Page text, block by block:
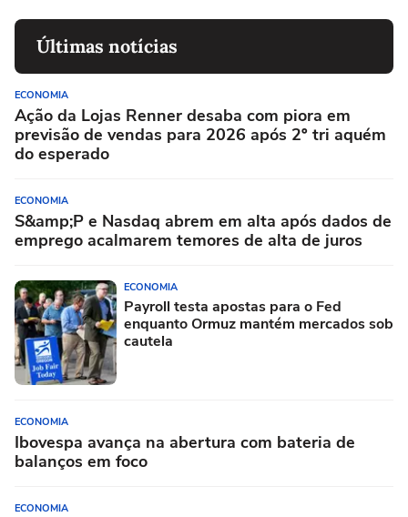
Últimas notícias
ECONOMIA
Ação da Lojas Renner desaba com piora em
previsão de vendas para 2026 após 2º tri aquém
do esperado
ECONOMIA
S&amp;P e Nasdaq abrem em alta após dados de
emprego acalmarem temores de alta de juros
ECONOMIA
Payroll testa apostas para o Fed
enquanto Ormuz mantém mercados sob
cautela
ECONOMIA
Ibovespa avança na abertura com bateria de
balanços em foco
ECONOMIA